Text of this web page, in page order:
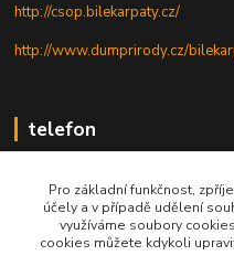
http://csop.bilekarpaty.cz/
http://www.dumprirody.cz/
telefon
+420 727 880 789
PO - PÁ: 9 - 17
Pro základní funkčnost,
účely a v případě udělení
využíváme soubory
cookies můžete kdykoli